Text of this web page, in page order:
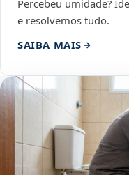
Percebeu umidade?
e resolvemos tudo.
SAIBA MAIS